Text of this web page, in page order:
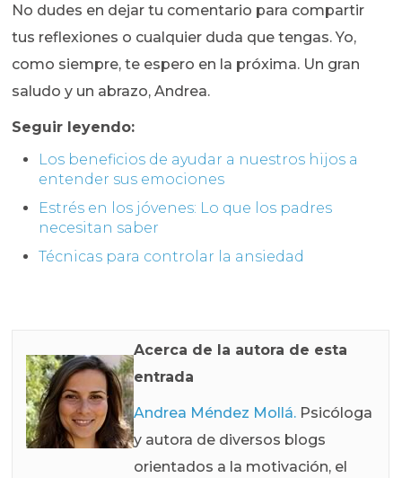
No dudes en dejar tu comentario para compartir
tus reflexiones o cualquier duda que tengas. Yo,
como siempre, te espero en la próxima. Un gran
saludo y un abrazo, Andrea.
Seguir leyendo:
Los beneficios de ayudar a nuestros hijos a
entender sus emociones
Estrés en los jóvenes: Lo que los padres
necesitan saber
Técnicas para controlar la ansiedad
Acerca de la autora de esta
entrada
Andrea Méndez Mollá. Psicóloga
y autora de diversos blogs
orientados a la motivación, el